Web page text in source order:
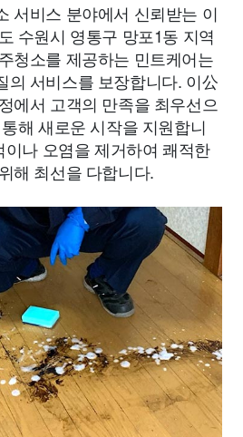
서비스 분야에서 신뢰받는 이
수원시 영통구 망포1동 지역
청소를 제공하는 민트케어는
의 서비스를 보장합니다. 이公
에서 고객의 만족을 최우선으
해 새로운 시작을 지원합니
나 오염을 제거하여 쾌적한
해 최선을 다합니다.